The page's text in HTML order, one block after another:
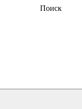
Поиск